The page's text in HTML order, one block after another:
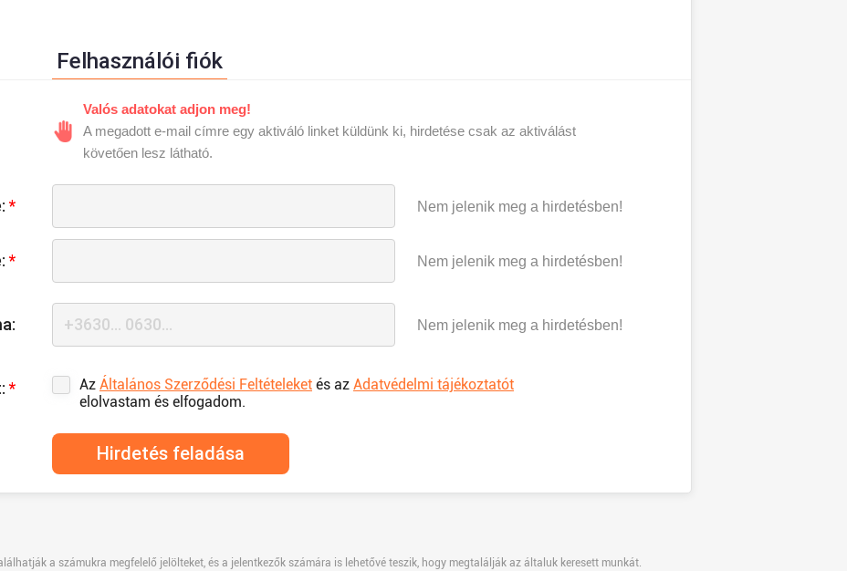
Felhasználói fiók
Valós adatokat adjon meg!
A megadott e-mail címre egy aktiváló linket küldünk ki, hirdetése csak az aktiválást
követően lesz látható.
* Nem jelenik meg a hirdetésben!
* Nem jelenik meg a hirdetésben!
Nem jelenik meg a hirdetésben!
* Az Általános Szerződési Feltételeket és az Adatvédelmi tájékoztatót
elolvastam és elfogadom.
Hirdetés feladása
a számukra megfelelő jelölteket, és a jelentkezők számára is lehetővé teszik, hogy megtalálják az általuk keresett munkát.